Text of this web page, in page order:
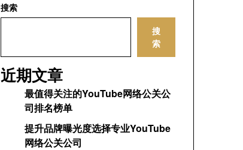
搜索
搜
索
近期文章
最值得关注的YouTube网络公关公
司排名榜单
提升品牌曝光度选择专业YouTube
网络公关公司